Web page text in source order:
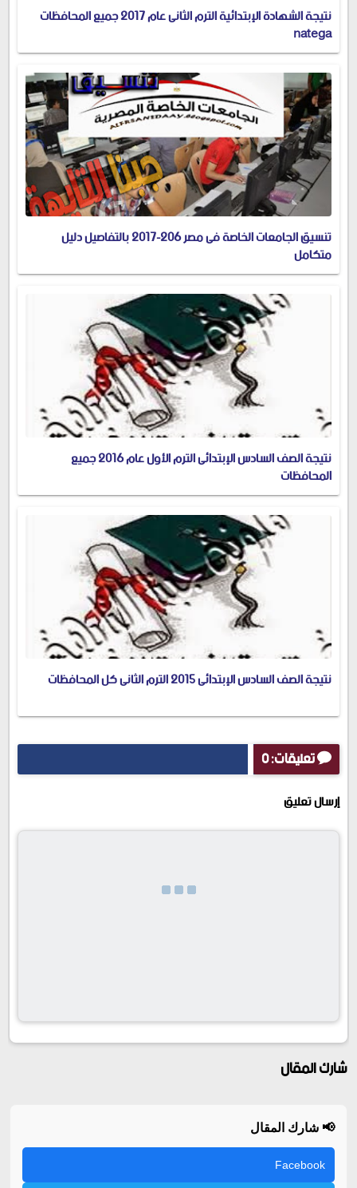
نتيجة الشهادة الإبتدائية الترم الثانى عام 2017 جميع المحافظات
natega
تنسيق الجامعات الخاصة فى مصر 206-2017 بالتفاصيل دليل
متكامل
نتيجة الصف السادس الإبتدائى الترم الأول عام 2016 جميع
المحافظات
نتيجة الصف السادس الإبتدائى 2015 الترم الثانى كل المحافظات
تعليقات: 0
إرسال تعليق
شارك المقال
📢 شارك المقال
Facebook